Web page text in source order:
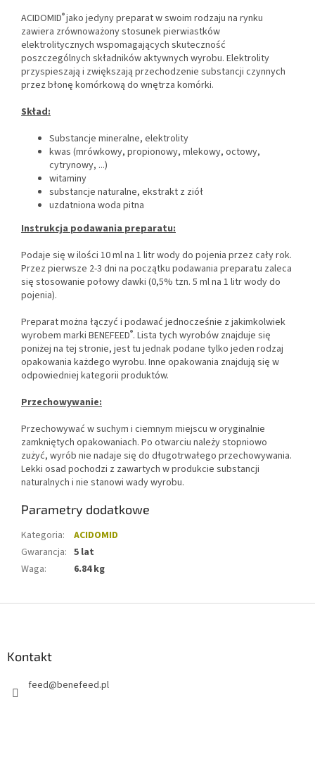
ACIDOMID®jako jedyny preparat w swoim rodzaju na rynku
zawiera zrównoważony stosunek pierwiastków
elektrolitycznych wspomagających skuteczność
poszczególnych składników aktywnych wyrobu. Elektrolity
przyspieszają i zwiększają przechodzenie substancji czynnych
przez błonę komórkową do wnętrza komórki.
Skład:
Substancje mineralne, elektrolity
kwas (mrówkowy, propionowy, mlekowy, octowy,
cytrynowy, ...)
witaminy
substancje naturalne, ekstrakt z ziół
uzdatniona woda pitna
Instrukcja podawania preparatu:
Podaje się w ilości 10 ml na 1 litr wody do pojenia przez cały rok.
Przez pierwsze 2-3 dni na początku podawania preparatu zaleca
się stosowanie połowy dawki (0,5% tzn. 5 ml na 1 litr wody do
pojenia).
Preparat można łączyć i podawać jednocześnie z jakimkolwiek
wyrobem marki BENEFEED®. Lista tych wyrobów znajduje się
poniżej na tej stronie, jest tu jednak podane tylko jeden rodzaj
opakowania każdego wyrobu. Inne opakowania znajdują się w
odpowiedniej kategorii produktów.
Przechowywanie:
Przechowywać w suchym i ciemnym miejscu w oryginalnie
zamkniętych opakowaniach. Po otwarciu należy stopniowo
zużyć, wyrób nie nadaje się do długotrwałego przechowywania.
Lekki osad pochodzi z zawartych w produkcie substancji
naturalnych i nie stanowi wady wyrobu.
Parametry dodatkowe
Kategoria:
ACIDOMID
Gwarancja: 5 lat
Waga: 6.84 kg
Kontakt
feed@benefeed.pl